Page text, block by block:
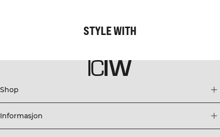
STYLE WITH
Shop
Informasjon